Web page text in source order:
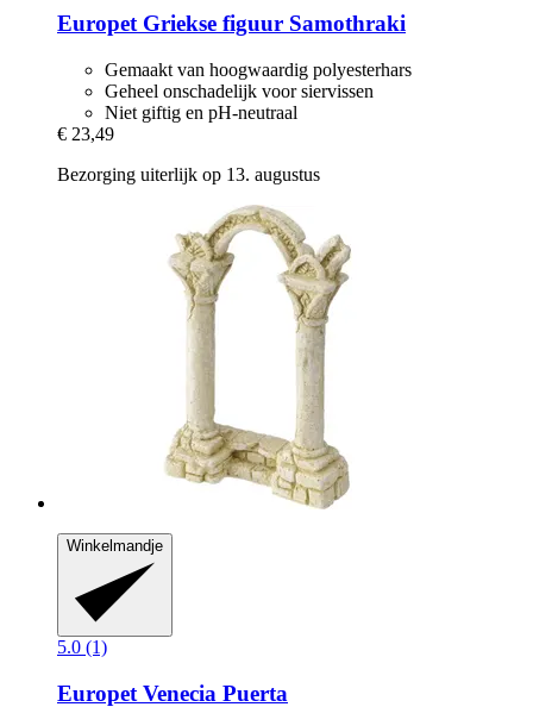
Europet Griekse figuur Samothraki
Gemaakt van hoogwaardig polyesterhars
Geheel onschadelijk voor siervissen
Niet giftig en pH-neutraal
€ 23,49
Bezorging uiterlijk op 13. augustus
Winkelmandje
5.0 (1)
Europet Venecia Puerta